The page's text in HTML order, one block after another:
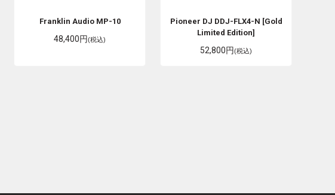
Franklin Audio MP-10
48,400円(税込)
Pioneer DJ DDJ-FLX4-N [Gold
Limited Edition]
52,800円(税込)